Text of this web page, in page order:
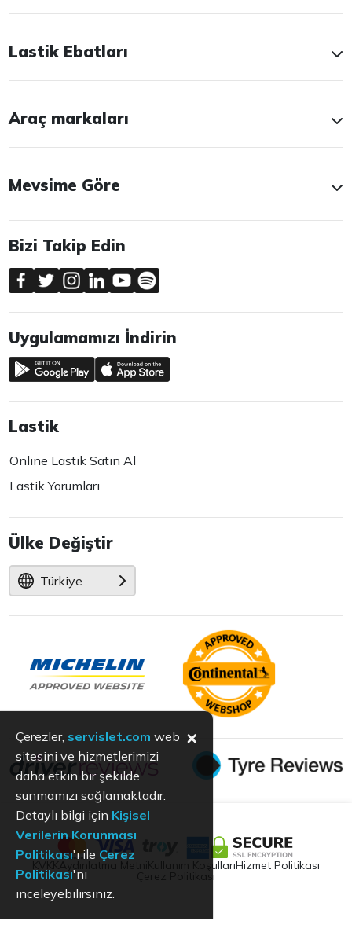
Lastik Ebatları
Araç markaları
Mevsime Göre
Bizi Takip Edin
Uygulamamızı İndirin
Lastik
Online Lastik Satın Al
Lastik Yorumları
Ülke Değiştir
Türkiye
Aydınlatma Metni Kullanım KoşullarıHizmet Politikası
Çerez Politikası
Çerezler, servislet.com web
sitesini ve hizmetlerimizi
daha etkin bir şekilde
sunmamızı sağlamaktadır.
Detaylı bilgi için Kişisel
Verilerin Korunması
Politikası'ı ile Çerez
Politikası'nı
inceleyebilirsiniz.
×